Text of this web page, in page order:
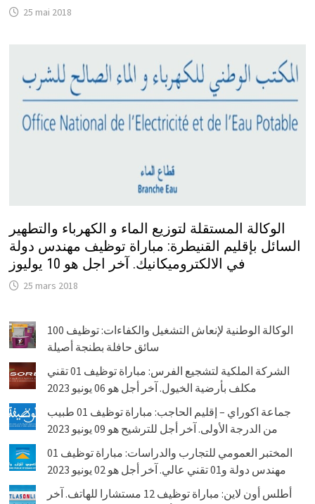
25 mai 2018
الوكالة المستقلة لتوزيع الماء و الكهرباء والتطهير
السائل بإقليم القنيطرة: مباراة توظيف مهندس دولة
في الالكتروميكانيك. آخر اجل هو 10 يوليوز
25 mars 2018
الوكالة الوطنية لإنعاش التشغيل والكفاءات: توظيف 100
سائق حافلة بطنجة أصيلة
الشركة الملكية لتشجيع الفرس: مباراة توظيف 01 تقني
مكلف بأرضية الخيول. آخر أجل هو 06 يونيو 2023
جماعة اكوراي – إقليم الحاجب: مباراة توظيف 01 طبيب
من الدرجة الأولى. آخر أجل للترشيح هو 09 يونيو 2023
المختبر العمومي للتجارب والدراسات: مباراة توظيف 01
مهندس دولة و01 تقني عالي. آخر أجل هو 02 يونيو 2023
أطلس أون لاين: مباراة توظيف 12 مستشارا للهاتف. آخر